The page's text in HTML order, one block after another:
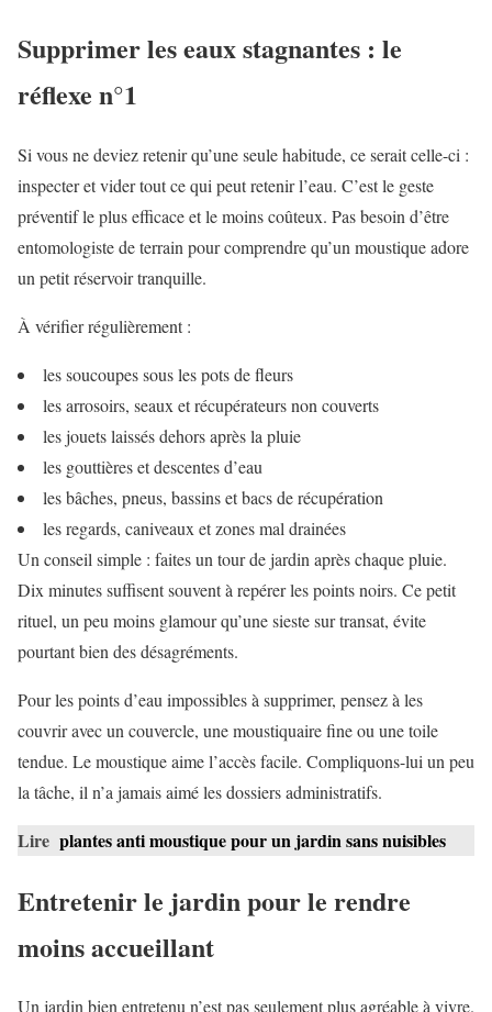
Supprimer les eaux stagnantes : le
réflexe n°1
Si vous ne deviez retenir qu’une seule habitude, ce serait celle-ci :
inspecter et vider tout ce qui peut retenir l’eau. C’est le geste
préventif le plus efficace et le moins coûteux. Pas besoin d’être
entomologiste de terrain pour comprendre qu’un moustique adore
un petit réservoir tranquille.
À vérifier régulièrement :
les soucoupes sous les pots de fleurs
les arrosoirs, seaux et récupérateurs non couverts
les jouets laissés dehors après la pluie
les gouttières et descentes d’eau
les bâches, pneus, bassins et bacs de récupération
les regards, caniveaux et zones mal drainées
Un conseil simple : faites un tour de jardin après chaque pluie.
Dix minutes suffisent souvent à repérer les points noirs. Ce petit
rituel, un peu moins glamour qu’une sieste sur transat, évite
pourtant bien des désagréments.
Pour les points d’eau impossibles à supprimer, pensez à les
couvrir avec un couvercle, une moustiquaire fine ou une toile
tendue. Le moustique aime l’accès facile. Compliquons-lui un peu
la tâche, il n’a jamais aimé les dossiers administratifs.
Lire plantes anti moustique pour un jardin sans nuisibles
Entretenir le jardin pour le rendre
moins accueillant
Un jardin bien entretenu n’est pas seulement plus agréable à vivre.